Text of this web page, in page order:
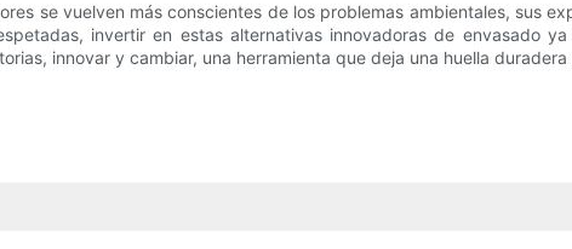
se vuelven más conscientes de los problemas ambientales, sus
invertir en estas alternativas innovadoras de envasado
innovar y cambiar, una herramienta que deja una huella